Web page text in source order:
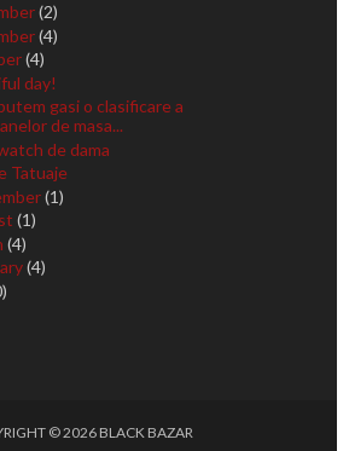
(2)
(4)
(4)
day!
gasi o clasificare a
de masa...
de dama
Tatuaje
(1)
(1)
(4)
(4)
©2026 BLACK BAZAR